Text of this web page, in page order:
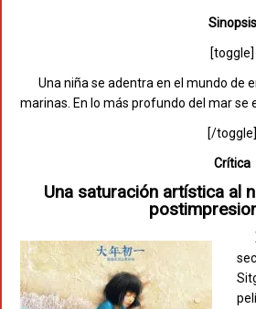
Sinopsis
[toggle]
Una niña se adentra en el mundo de
marinas. En lo más profundo del mar se
[/toggle]
Crítica
Una saturación artística al